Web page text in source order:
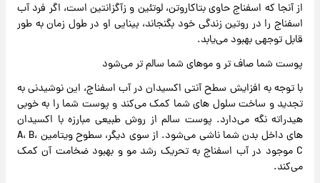
از آنجا که اسفناج حاوی بتاکاروتن، لوتئین و زآگزانتین است، اگر فرد آب
اسفناج را در روتین زندگی خود بگنجاند، بینایی او در طول زمان به طور
قابل توجهی بهبود می‌یابد.
پوست شما صاف تر و موهای شما سالم تر می‌شود
با توجه به افزایش سطح آنتی اکسیدان در آب اسفناج، این نوشیدنی به
تجدید و ساخت سلول های شما کمک می‌کند و پوست شما را به خوبی
هیدراته نگه می‌دارد. پوست سالم از روش طبیعی مبارزه با اکسیدان
های داخل بدن شما ناشی می‌شود. از سوی دیگر، سطوح ویتامین A، B،
C موجود در آب اسفناج به تحریک رشد مو و بهبود ضخامت آن کمک
می‌کند.